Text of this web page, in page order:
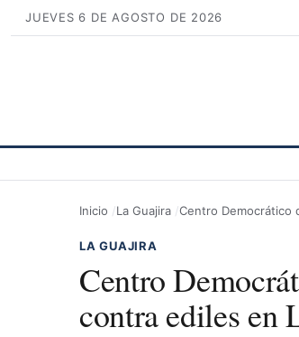
JUEVES 6 DE AGOSTO DE 2026
Inicio La Guajira Centro Democrático
LA GUAJIRA
Centro
contra ediles en